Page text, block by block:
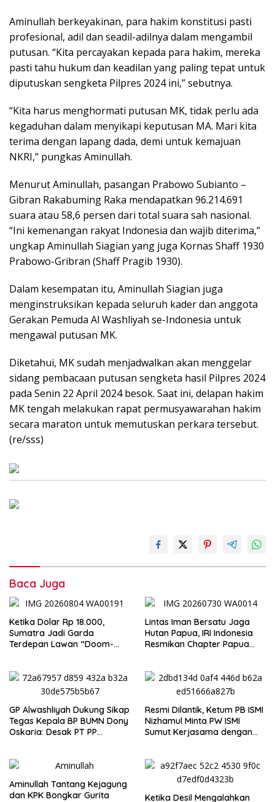
Aminullah berkeyakinan, para hakim konstitusi pasti
profesional, adil dan seadil-adilnya dalam mengambil
putusan. “Kita percayakan kepada para hakim, mereka
pasti tahu hukum dan keadilan yang paling tepat untuk
diputuskan sengketa Pilpres 2024 ini,” sebutnya.
“Kita harus menghormati putusan MK, tidak perlu ada
kegaduhan dalam menyikapi keputusan MA. Mari kita
terima dengan lapang dada, demi untuk kemajuan
NKRI,” pungkas Aminullah.
Menurut Aminullah, pasangan Prabowo Subianto –
Gibran Rakabuming Raka mendapatkan 96.214.691
suara atau 58,6 persen dari total suara sah nasional.
“Ini kemenangan rakyat Indonesia dan wajib diterima,”
ungkap Aminullah Siagian yang juga Kornas Shaff 1930
Prabowo-Gribran (Shaff Pragib 1930).
Dalam kesempatan itu, Aminullah Siagian juga
menginstruksikan kepada seluruh kader dan anggota
Gerakan Pemuda Al Washliyah se-Indonesia untuk
mengawal putusan MK.
Diketahui, MK sudah menjadwalkan akan menggelar
sidang pembacaan putusan sengketa hasil Pilpres 2024
pada Senin 22 April 2024 besok. Saat ini, delapan hakim
MK tengah melakukan rapat permusyawarahan hakim
secara maraton untuk memutuskan perkara tersebut.
(re/sss)
Baca Juga
Ketika Dolar Rp 18.000,
Sumatra Jadi Garda
Terdepan Lawan “Doom-
Lintas Iman Bersatu Jaga
Hutan Papua, IRI Indonesia
Resmikan Chapter Papua
GP Alwashliyah Dukung Sikap
Tegas Kepala BP BUMN Dony
Oskaria: Desak PT PP
Karyawan
Resmi Dilantik, Ketum PB ISMI
Nizhamul Minta PW ISMI
Sumut Kerjasama dengan
Aminullah Tantang Kejagung
dan KPK Bongkar Gurita
Ketika Desil Mengalahkan